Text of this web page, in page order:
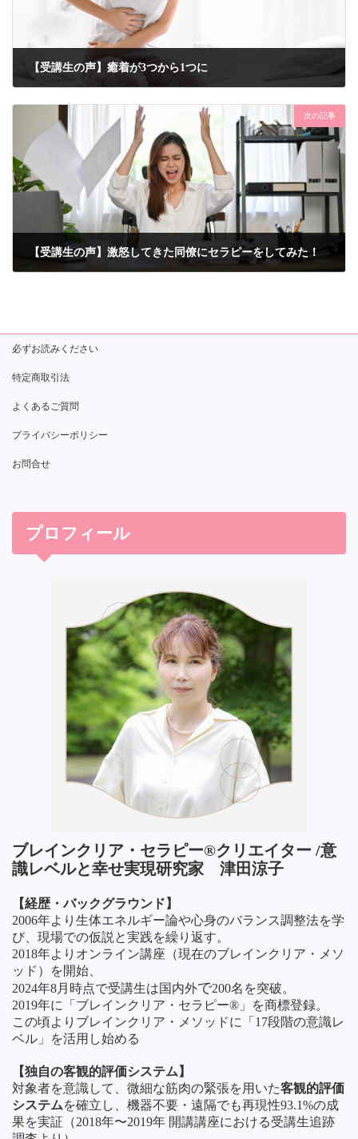
【受講生の声】癒着が3つから1つに
次の記事
【受講生の声】激怒してきた同僚にセラピーをしてみた！
必ずお読みください
特定商取引法
よくあるご質問
プライバシーポリシー
お問合せ
プロフィール
ブレインクリア・セラピー®クリエイター /意
識レベルと幸せ実現研究家 津田涼子
【経歴・バックグラウンド】
2006年より生体エネルギー論や心身のバランス調整法を学
び、現場での仮説と実践を繰り返す。
2018年よりオンライン講座（現在のブレインクリア・メソ
ッド）を開始、
2024年8月時点で受講生は 国内外で200名を突破。
2019年に「ブレインクリア・セラピー®」を商標登録。
この頃よりブレインクリア・メソッドに「17段階の意識レ
ベル」を活用し始める
【独自の客観的評価システム】
対象者を意識して、微細な筋肉の緊張を用いた客観的評価
システムを確立し、機器不要・遠隔でも再現性93.1%の成
果を実証（2018年〜2019年 開講講座における受講生追跡